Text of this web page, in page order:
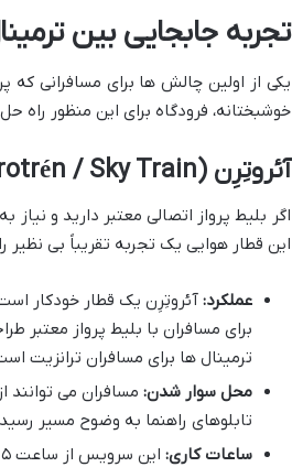
تجربه جابجایی بین
یکی از اولین چالش ها برای مسافرانی که
خوشبختانه، فرودگاه برای این منظور راه
آئروتِرِن (Aerotrén / Sky Train): پل هوایی ترمینال ها
این قطار هوایی یک تجربه تقریباً بی نظیر
عملکرد: آئروتِرِن یک قطار خودکار
برای مسافران با بلیط پرواز معتبر
ترمینال ها برای مسافران ترانزیت
محل سوار شدن:
تابلوهای راهنما به وضوح مسیر
ساعات کاری: این سرویس از ساعت ۵ صبح تا ۱۱ شب فعال است.